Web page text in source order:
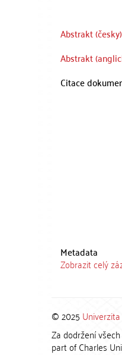
Abstrakt (česky)
Abstrakt
Citace
Metadata
Zobrazit celý
© 2025
Za dodržení
part of Charles